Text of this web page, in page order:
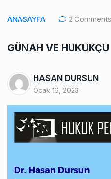
ANASAYFA 2 Comments
GÜNAH VE HUKUKÇU
HASAN DURSUN
Ocak 16, 2023